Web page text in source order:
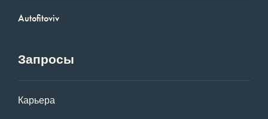
Autofitoviv
Запросы
Карьера